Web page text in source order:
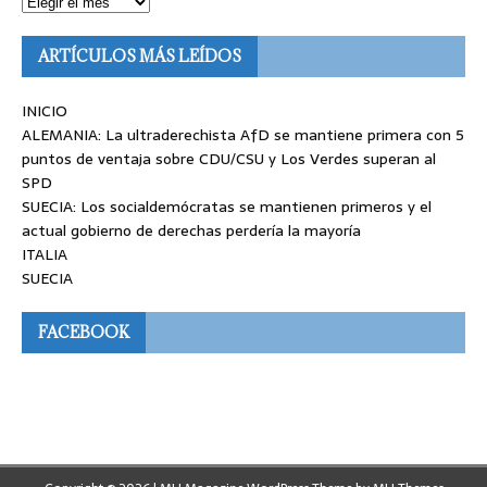
ARTÍCULOS MÁS LEÍDOS
INICIO
ALEMANIA: La ultraderechista AfD se mantiene primera con 5
puntos de ventaja sobre CDU/CSU y Los Verdes superan al
SPD
SUECIA: Los socialdemócratas se mantienen primeros y el
actual gobierno de derechas perdería la mayoría
ITALIA
SUECIA
FACEBOOK